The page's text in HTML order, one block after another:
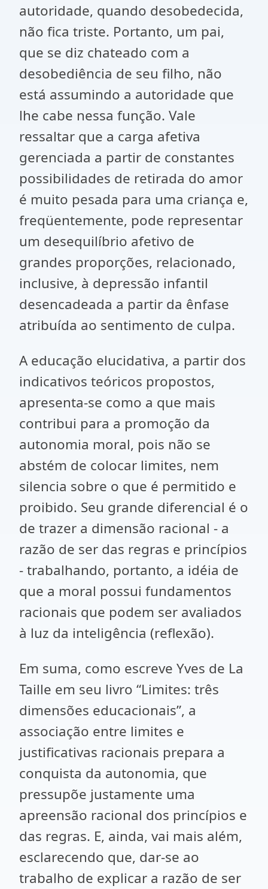
autoridade, quando desobedecida,
não fica triste. Portanto, um pai,
que se diz chateado com a
desobediência de seu filho, não
está assumindo a autoridade que
lhe cabe nessa função. Vale
ressaltar que a carga afetiva
gerenciada a partir de constantes
possibilidades de retirada do amor
é muito pesada para uma criança e,
freqüentemente, pode representar
um desequilíbrio afetivo de
grandes proporções, relacionado,
inclusive, à depressão infantil
desencadeada a partir da ênfase
atribuída ao sentimento de culpa.
A educação elucidativa, a partir dos
indicativos teóricos propostos,
apresenta-se como a que mais
contribui para a promoção da
autonomia moral, pois não se
abstém de colocar limites, nem
silencia sobre o que é permitido e
proibido. Seu grande diferencial é o
de trazer a dimensão racional - a
razão de ser das regras e princípios
- trabalhando, portanto, a idéia de
que a moral possui fundamentos
racionais que podem ser avaliados
à luz da inteligência (reflexão).
Em suma, como escreve Yves de La
Taille em seu livro “Limites: três
dimensões educacionais”, a
associação entre limites e
justificativas racionais prepara a
conquista da autonomia, que
pressupõe justamente uma
apreensão racional dos princípios e
das regras. E, ainda, vai mais além,
esclarecendo que, dar-se ao
trabalho de explicar a razão de ser